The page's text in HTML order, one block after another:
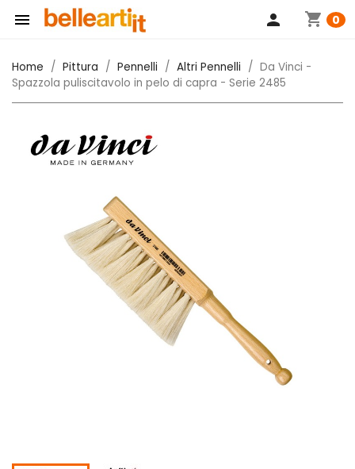
 shopping_cart 0
person
Home Pittura Pennelli Altri Pennelli
Da Vinci -
Spazzola puliscitavolo in pelo di capra - Serie 2485